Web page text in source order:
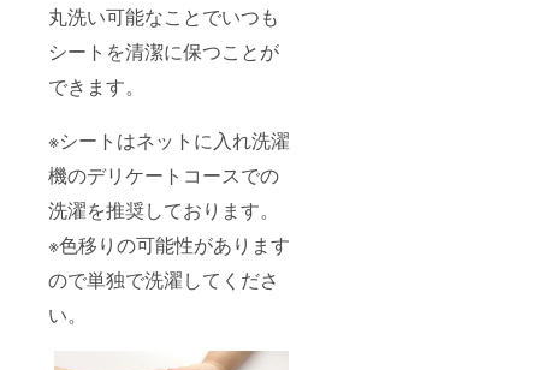
丸洗い可能なことでいつも
シートを清潔に保つことが
できます。
※シートはネットに入れ洗濯
機のデリケートコースでの
洗濯を推奨しております。
※色移りの可能性があります
ので単独で洗濯してくださ
い。